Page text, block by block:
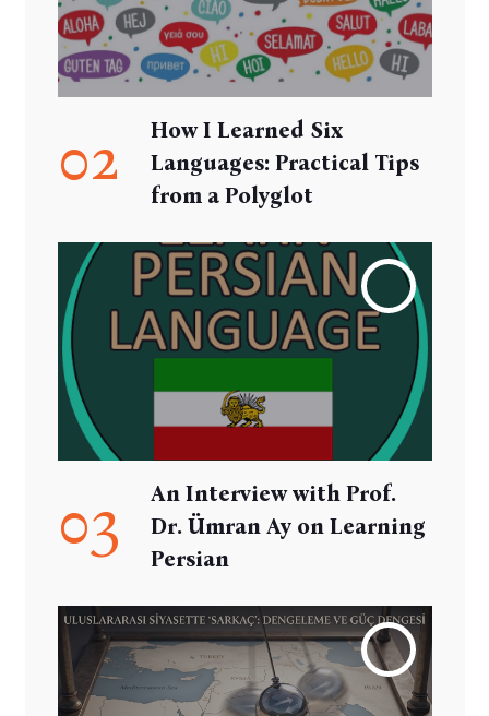
02
How I Learned Six
Languages: Practical Tips
from a Polyglot
03
An Interview with Prof.
Dr. Ümran Ay on Learning
Persian